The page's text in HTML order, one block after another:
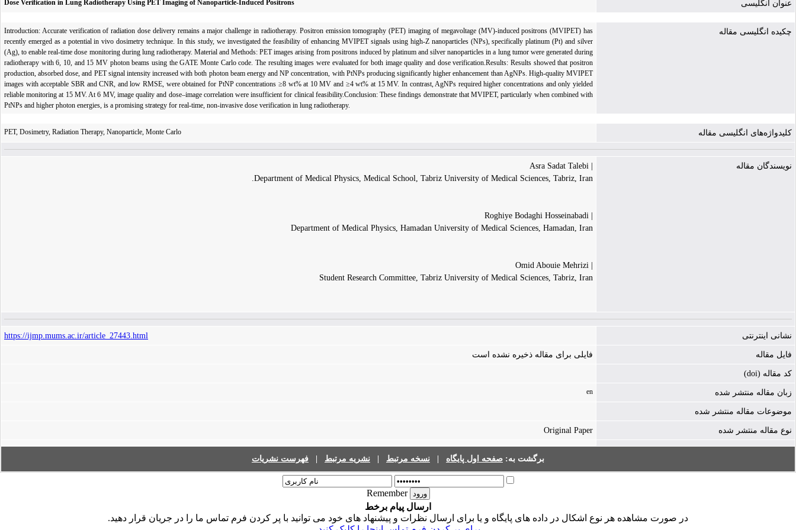
عنوان انگلیسی Dose Verification in Lung Radiotherapy Using PET Imaging of Nanoparticle-Induced Positrons
چکیده انگلیسی مقاله
Introduction: Accurate verification of radiation dose delivery remains a major challenge in radiotherapy. Positron emission tomography (PET) imaging of megavoltage (MV)-induced positrons (MVIPET) has
recently emerged as a potential in vivo dosimetry technique. In this study, we investigated the feasibility of enhancing MVIPET signals using high-Z nanoparticles (NPs), specifically platinum (Pt) and silver
(Ag), to enable real-time dose monitoring during lung radiotherapy. Material and Methods: PET images arising from positrons induced by platinum and silver nanoparticles in a lung tumor were generated during
radiotherapy with 6, 10, and 15 MV photon beams using the GATE Monte Carlo code. The resulting images were evaluated for both image quality and dose verification.Results: Results showed that positron
production, absorbed dose, and PET signal intensity increased with both photon beam energy and NP concentration, with PtNPs producing significantly higher enhancement than AgNPs. High-quality MVIPET
images with acceptable SBR and CNR, and low RMSE, were obtained for PtNP concentrations ≥8 wt% at 10 MV and ≥4 wt% at 15 MV. In contrast, AgNPs required higher concentrations and only yielded
reliable monitoring at 15 MV. At 6 MV, image quality and dose–image correlation were insufficient for clinical feasibility.Conclusion: These findings demonstrate that MVIPET, particularly when combined with
PtNPs and higher photon energies, is a promising strategy for real-time, non-invasive dose verification in lung radiotherapy.
کلیدواژه‌های انگلیسی مقاله PET, Dosimetry, Radiation Therapy, Nanoparticle, Monte Carlo
نویسندگان مقاله
Department of Medical Physics, Medical School, Tabriz University of Medical Sciences, Tabriz, Iran.
Department of Medical Physics, Hamadan University of Medical Sciences, Hamadan, Iran
Student Research Committee, Tabriz University of Medical Sciences, Tabriz, Iran
نشانی اینترنتی https://ijmp.mums.ac.ir/article_27443.html
فایل مقاله فایلی برای مقاله ذخیره نشده است
کد مقاله (doi)
زبان مقاله منتشر شده en
موضوعات مقاله منتشر شده
نوع مقاله منتشر شده Original Paper
برگشت به: صفحه اول پایگاه نسخه مرتبط نشریه مرتبط فهرست نشریات
Remember
ارسال پیام برخط
در صورت مشاهده هر نوع اشکال در داده های پایگاه و یا برای ارسال نظرات و پیشنهاد های خود می توانید با پر کردن فرم تماس ما را در جریان قرار دهید.